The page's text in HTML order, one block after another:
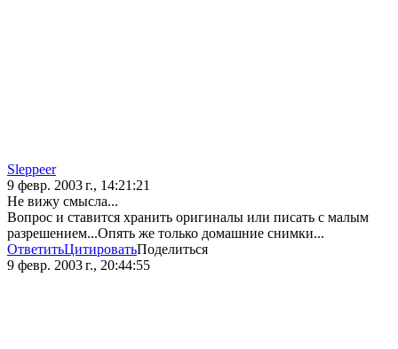
Sleppeer
9 февр. 2003 г., 14:21:21
Не вижу смысла...
Вопрос и ставится хранить оригиналы или писать с малым
разрешением...Опять же только домашние снимки...
ОтветитьЦитироватьПоделиться
9 февр. 2003 г., 20:44:55